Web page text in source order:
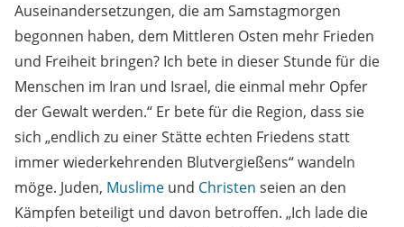
Auseinandersetzungen, die am Samstagmorgen
begonnen haben, dem Mittleren Osten mehr Frieden
und Freiheit bringen? Ich bete in dieser Stunde für die
Menschen im Iran und Israel, die einmal mehr Opfer
der Gewalt werden.“ Er bete für die Region, dass sie
sich „endlich zu einer Stätte echten Friedens statt
immer wiederkehrenden Blutvergießens“ wandeln
möge. Juden, Muslime und Christen seien an den
Kämpfen beteiligt und davon betroffen. „Ich lade die